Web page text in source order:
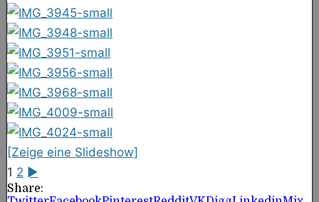
[Zeige eine Slideshow]
1 2 ►
Share: